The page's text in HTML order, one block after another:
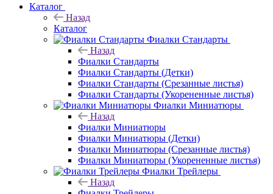
Каталог
Назад
Каталог
Фиалки Стандарты
Назад
Фиалки Стандарты
Фиалки Стандарты (Детки)
Фиалки Стандарты (Срезанные листья)
Фиалки Стандарты (Укорененные листья)
Фиалки Миниатюры
Назад
Фиалки Миниатюры
Фиалки Миниатюры (Детки)
Фиалки Миниатюры (Срезанные листья)
Фиалки Миниатюры (Укорененные листья)
Фиалки Трейлеры
Назад